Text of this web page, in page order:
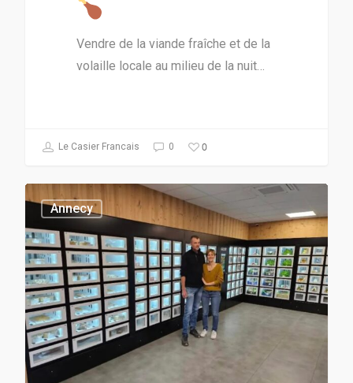
Vendre de la viande fraîche et de la
volaille locale au milieu de la nuit…
Le Casier Francais 0 0
Annecy